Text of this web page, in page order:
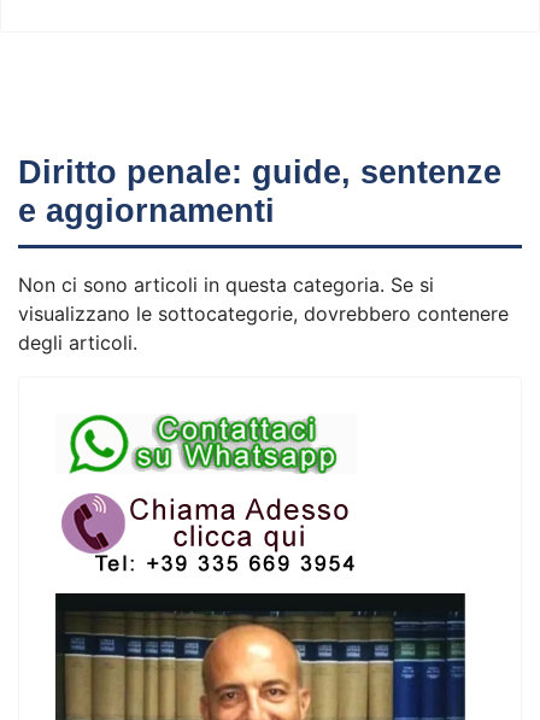
Diritto penale: guide, sentenze
e aggiornamenti
Non ci sono articoli in questa categoria. Se si
visualizzano le sottocategorie, dovrebbero contenere
degli articoli.